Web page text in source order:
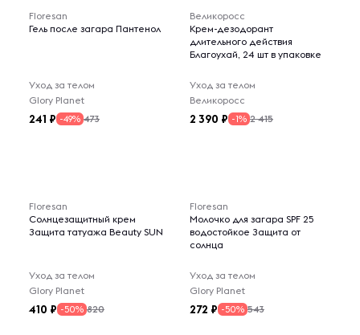
Floresan
Гель после загара Пантенол
Уход за телом
Glory Planet
241 -49% 473
Великоросс
Крем-дезодорант
длительного действия
Благоухай, 24 шт в упаковке
Уход за телом
Великоросс
2 390 -1% 2 415
Floresan
Солнцезащитный крем
Защита татуажа Beauty SUN
Уход за телом
Glory Planet
410 -50% 820
Floresan
Молочко для загара SPF 25
водостойкое Защита от
солнца
Уход за телом
Glory Planet
272 -50% 543